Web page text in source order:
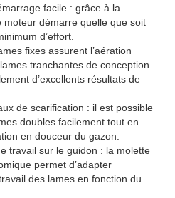
facile : grâce à la
moteur démarre quelle que soit
d’effort.
fixes assurent l’aération
tranchantes de conception
d’excellents résultats de
de scarification : il est possible
doubles facilement tout en
en douceur du gazon.
travail sur le guidon : la molette
permet d’adapter
des lames en fonction du